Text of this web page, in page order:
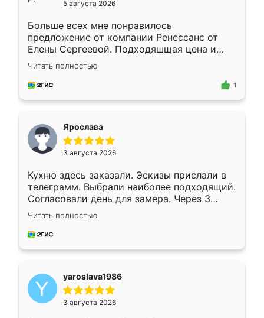
5 августа 2026
Больше всех мне понравилось
предложение от компании Ренессанс от
Елены Сергеевой. Подходяшщая цена и
короткие сроки изготовления. Приехавший
для замера сотрудник Владислав
предложил по моему эскизу самый
Читать полностью
1
Ярослава
3 августа 2026
Кухню здесь заказали. Эскизы прислали в
телеграмм. Выбрали наиболее подходящий.
Согласовали день для замера. Через 3
недели кухня была уже готова. Остались
довольны работой. Спасибо Ренессанс
мебель за качественную работу!
Читать полностью
yaroslava1986
3 августа 2026